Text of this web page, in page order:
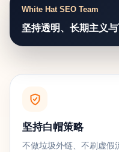
White Hat SEO Team
坚持透明、长期主义
坚持白帽策略
不做垃圾外链、不刷虚假